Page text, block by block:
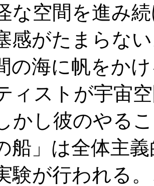
な空間を進み
感がたまらな
海に帆をか
ィストが宇宙
かし彼のやる
」は全体主
験が行われる